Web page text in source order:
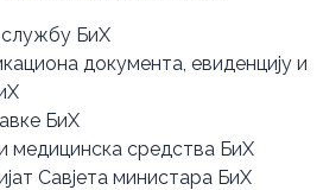
службу БиХ
документа, евиденцију и
БиХ
и медицинска средства БиХ
Савјетa министара БиХ